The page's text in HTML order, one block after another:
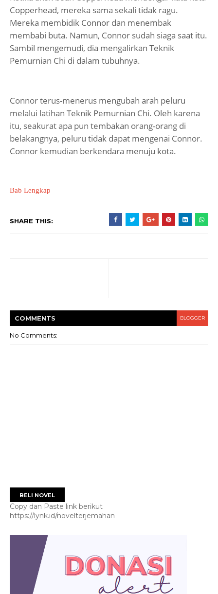
Copperhead, mereka sama sekali tidak ragu.
Mereka membidik Connor dan menembak
membabi buta. Namun, Connor sudah siaga saat itu.
Sambil mengemudi, dia mengalirkan Teknik
Pemurnian Chi di dalam tubuhnya.
Connor terus-menerus mengubah arah peluru
melalui latihan Teknik Pemurnian Chi. Oleh karena
itu, seakurat apa pun tembakan orang-orang di
belakangnya, peluru tidak dapat mengenai Connor.
Connor kemudian berkendara menuju kota.
Bab Lengkap
SHARE THIS:
COMMENTS BLOGGER
No Comments:
BELI NOVEL
Copy dan Paste link berikut
https://lynk.id/novelterjemahan